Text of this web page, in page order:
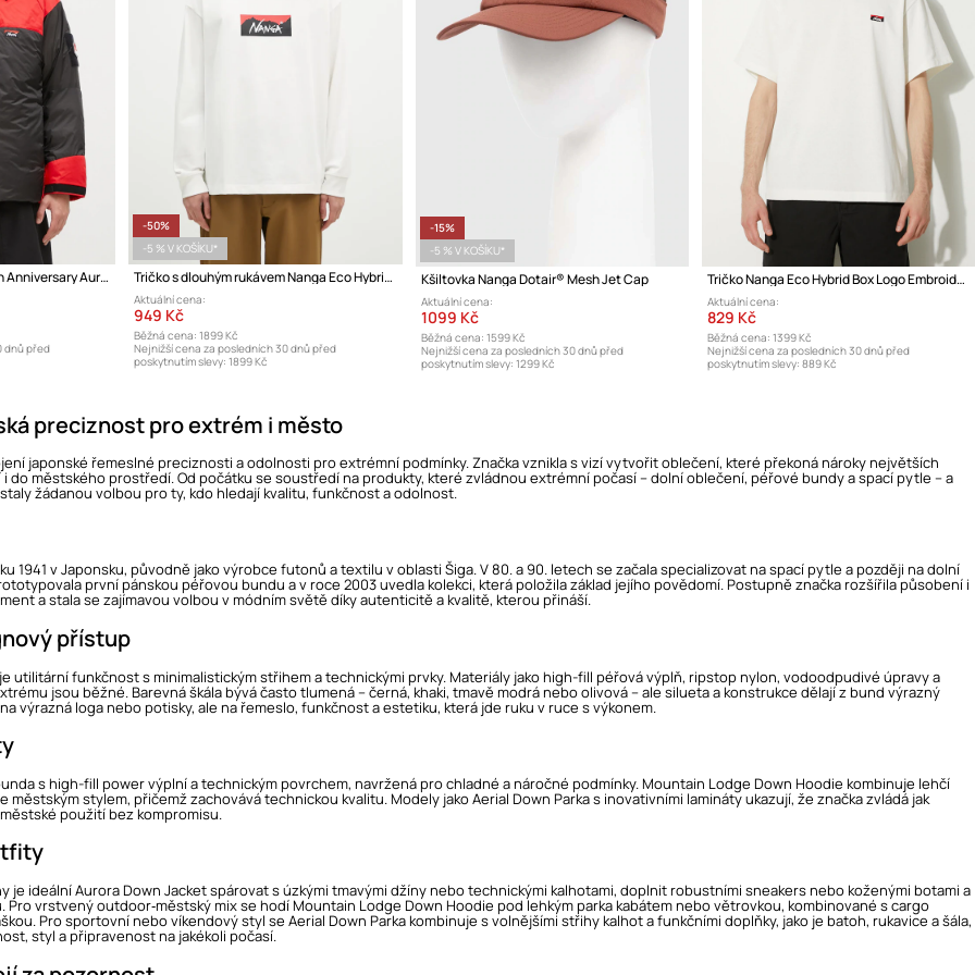
Péřová bunda Nanga 30Th Anniversary Aurora Tex Combi Down Jacket
dnů před
-50%
-5 % V KOŠÍKU*
Tričko s dlouhým rukávem Nanga Eco Hybrid Box Logo Longsleeve
Aktuální cena:
949 Kč
Běžná cena: 1899 Kč
Nejnižší cena za posledních 30 dnů před
poskytnutím slevy: 1899 Kč
-15%
-5 % V KOŠÍKU*
Kšiltovka Nanga Dotair® Mesh Jet Cap
Aktuální cena:
1099 Kč
Běžná cena: 1599 Kč
Nejnižší cena za posledních 30 dnů před
poskytnutím slevy: 1299 Kč
Tričko Nanga Eco Hybrid Box Logo Embroidery Tee
Aktuální cena:
829 Kč
Běžná cena: 1399 Kč
Nejnižší cena za posledních 30 dnů před
poskytnutím slevy: 889 Kč
preciznost pro extrém i město
japonské řemeslné preciznosti a odolnosti pro extrémní podmínky. Značka vznikla s vizí vytvořit oblečení, které překoná nároky největších
do městského prostředí. Od počátku se soustředí na produkty, které zvládnou extrémní počasí – dolní oblečení, péřové bundy a spací pytle – a
žádanou volbou pro ty, kdo hledají kvalitu, funkčnost a odolnost.
1941 v Japonsku, původně jako výrobce futonů a textilu v oblasti Šiga. V 80. a 90. letech se začala specializovat na spací pytle a později na dolní
první pánskou péřovou bundu a v roce 2003 uvedla kolekci, která položila základ jejího povědomí. Postupně značka rozšířila působení i
a stala se zajímavou volbou v módním světě díky autenticitě a kvalitě, kterou přináší.
přístup
utilitární funkčnost s minimalistickým střihem a technickými prvky. Materiály jako high-fill péřová výplň, ripstop nylon, vodoodpudivé úpravy a
jsou běžné. Barevná škála bývá často tlumená – černá, khaki, tmavě modrá nebo olivová – ale silueta a konstrukce dělají z bund výrazný
výrazná loga nebo potisky, ale na řemeslo, funkčnost a estetiku, která jde ruku v ruce s výkonem.
s high-fill power výplní a technickým povrchem, navržená pro chladné a náročné podmínky. Mountain Lodge Down Hoodie kombinuje lehčí
městským stylem, přičemž zachovává technickou kvalitu. Modely jako Aerial Down Parka s inovativními lamináty ukazují, že značka zvládá jak
použití bez kompromisu.
je ideální Aurora Down Jacket spárovat s úzkými tmavými džíny nebo technickými kalhotami, doplnit robustními sneakers nebo koženými botami a
Pro vrstvený outdoor‑městský mix se hodí Mountain Lodge Down Hoodie pod lehkým parka kabátem nebo větrovkou, kombinované s cargo
Pro sportovní nebo víkendový styl se Aerial Down Parka kombinuje s volnějšími střihy kalhot a funkčními doplňky, jako je batoh, rukavice a šála,
styl a připravenost na jakékoli počasí.